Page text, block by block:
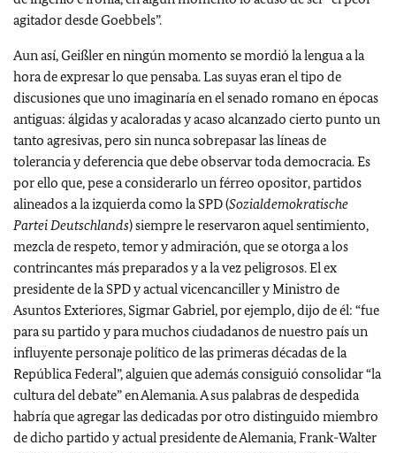
agitador desde Goebbels”.
Aun así, Geißler en ningún momento se mordió la lengua a la
hora de expresar lo que pensaba. Las suyas eran el tipo de
discusiones que uno imaginaría en el senado romano en épocas
antiguas: álgidas y acaloradas y acaso alcanzado cierto punto un
tanto agresivas, pero sin nunca sobrepasar las líneas de
tolerancia y deferencia que debe observar toda democracia. Es
por ello que, pese a considerarlo un férreo opositor, partidos
alineados a la izquierda como la SPD (Sozialdemokratische
Partei Deutschlands) siempre le reservaron aquel sentimiento,
mezcla de respeto, temor y admiración, que se otorga a los
contrincantes más preparados y a la vez peligrosos. El ex
presidente de la SPD y actual vicencanciller y Ministro de
Asuntos Exteriores, Sigmar Gabriel, por ejemplo, dijo de él: “fue
para su partido y para muchos ciudadanos de nuestro país un
influyente personaje político de las primeras décadas de la
República Federal”, alguien que además consiguió consolidar “la
cultura del debate” en Alemania. A sus palabras de despedida
habría que agregar las dedicadas por otro distinguido miembro
de dicho partido y actual presidente de Alemania, Frank-Walter